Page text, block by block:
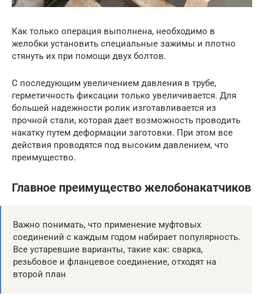
Как только операция выполнена, необходимо в
желобки установить специальные зажимы и плотно
стянуть их при помощи двух болтов.
С последующим увеличением давления в трубе,
герметичность фиксации только увеличивается. Для
большей надежности ролик изготавливается из
прочной стали, которая дает возможность проводить
накатку путем деформации заготовки. При этом все
действия проводятся под высоким давлением, что
преимущество.
Главное преимущество желобонакатчиков
Важно понимать, что применение муфтовых
соединений с каждым годом набирает популярность.
Все устаревшие варианты, такие как: сварка,
резьбовое и фланцевое соединение, отходят на
второй план